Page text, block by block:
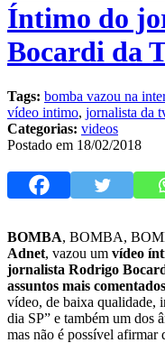
Íntimo do
Bocardi da
Tags: bomba vazou na
vídeo intimo, jornalista da
Categorias: videos
Postado em 18/02/2018
BOMBA, BOMBA,
Adnet, vazou um vídeo
jornalista Rodrigo
assuntos mais
vídeo, de baixa qualidade,
dia SP” e também um dos
mas não é possível afirmar